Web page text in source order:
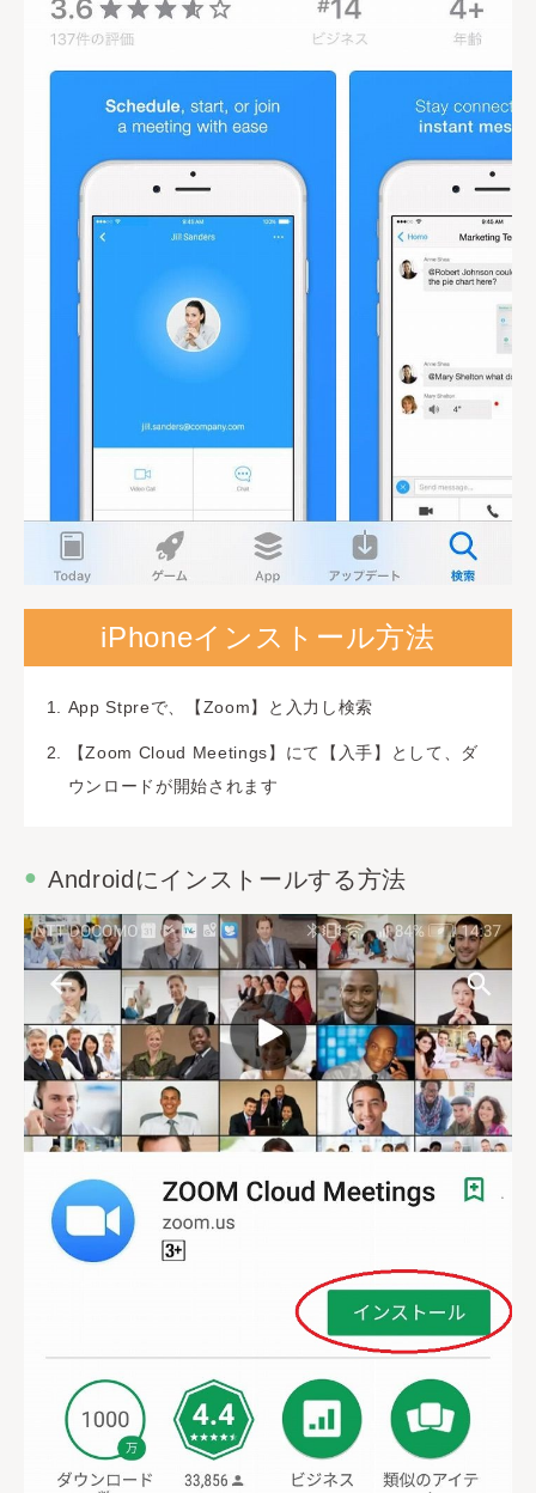
iPhoneインストール方法
App Stpreで、【Zoom】と入力し検索
【Zoom Cloud Meetings】にて【入手】として、ダ
ウンロードが開始されます
Androidにインストールする方法